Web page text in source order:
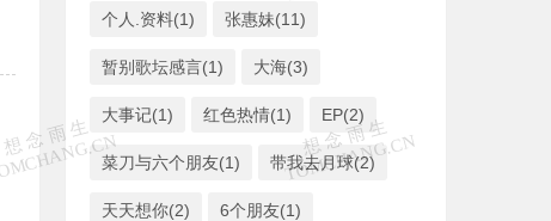
个人.资料(1) 张惠妹(11)
暂别歌坛感言(1) 大海(3)
大事记(1) 红色热情(1) EP(2)
菜刀与六个朋友(1) 带我去月球(2)
天天想你(2) 6个朋友(1)